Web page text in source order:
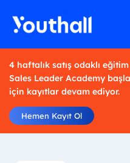
4 haftalık satış odaklı
Sales Leader Academy
için kayıtlar devam ediyor.
Hemen Kayıt Ol